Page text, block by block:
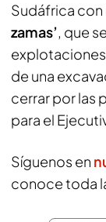
Sudáfrica
zamas’, que
de una
cerrar por las
para el
Síguenos en
conoce toda